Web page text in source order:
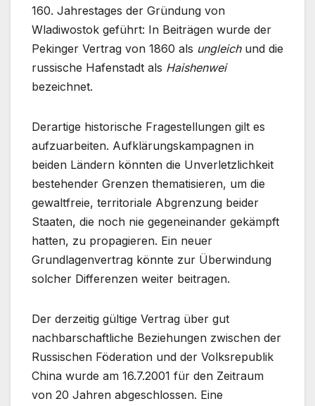
160. Jahrestages der Gründung von
Wladiwostok geführt: In Beiträgen wurde der
Pekinger Vertrag von 1860 als ungleichund die
russische Hafenstadt als Haishenwei
bezeichnet.
Derartige historische Fragestellungen gilt es
aufzuarbeiten. Aufklärungskampagnen in
beiden Ländern könnten die Unverletzlichkeit
bestehender Grenzen thematisieren, um die
gewaltfreie, territoriale Abgrenzung beider
Staaten, die noch nie gegeneinander gekämpft
hatten, zu propagieren. Ein neuer
Grundlagenvertrag könnte zur Überwindung
solcher Differenzen weiter beitragen.
Der derzeitig gültige Vertrag über gut
nachbarschaftliche Beziehungen zwischen der
Russischen Föderation und der Volksrepublik
China wurde am 16.7.2001 für den Zeitraum
von 20 Jahren abgeschlossen. Eine